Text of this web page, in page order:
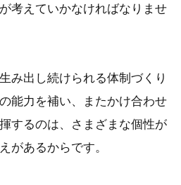
考えていかなければなりませ
み出し続けられる体制づくり
能力を補い、またかけ合わせ
するのは、さまざまな個性が
があるからです。